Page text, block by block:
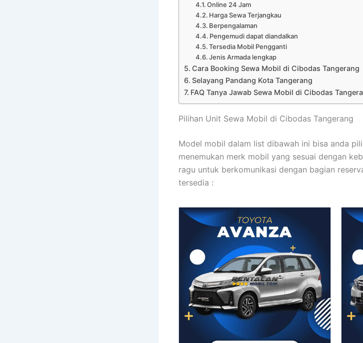
Online 24 Jam
Harga Sewa Terjangkau
Berpengalaman
Pengemudi dapat diandalkan
Tersedia Mobil Pengganti
Jenis Armada lengkap
Cara Booking Sewa Mobil di Cibodas Tangerang
Selayang Pandang Kota Tangerang
FAQ Tanya Jawab Sewa Mobil di Cibodas
Pilihan Unit Sewa Mobil di Cibodas Tangerang
Model mobil dalam list dibawah ini bisa anda
menemukan merk mobil yang sesuai dengan
ragu untuk berkomunikasi dengan bagian
tersedia :